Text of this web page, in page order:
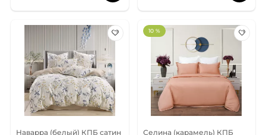
Наварра (белый) КПБ сатин
10 %
Селина (карамель) КПБ